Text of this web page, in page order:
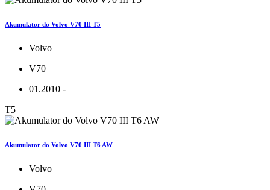
Akumulator do Volvo V70 III T5
Volvo
V70
01.2010 -
T5
Akumulator do Volvo V70 III T6 AW
Volvo